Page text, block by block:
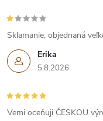
Erika
5.8.2026
Sklamanie, objednaná
Vemi oceňuji ČESKOU